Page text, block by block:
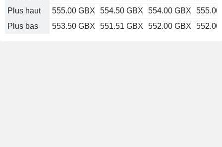
Plus haut
555.00 GBX 554.50 GBX 554.00 GBX
Plus bas
553.50 GBX 551.51 GBX 552.00 GBX